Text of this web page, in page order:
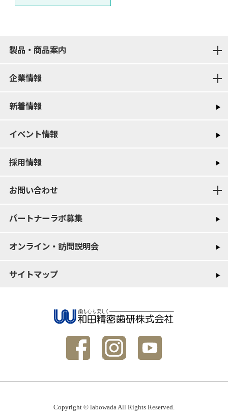
製品・商品案内
企業情報
新着情報
イベント情報
採用情報
お問い合わせ
パートナーラボ募集
オンライン・訪問説明会
サイトマップ
Copyright © labowada All Rights Reserved.